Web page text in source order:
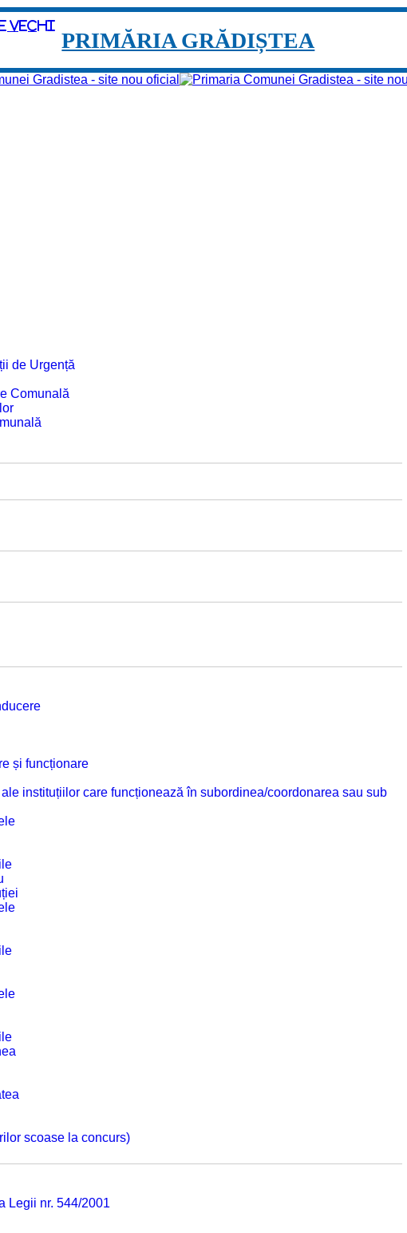
vechi
PRIMĂRIA GRĂDIȘTEA
de Urgență
Comunală
și funcționare
instituțiilor care funcționează în subordinea/coordonarea sau sub
scoase la concurs)
Legii nr. 544/2001